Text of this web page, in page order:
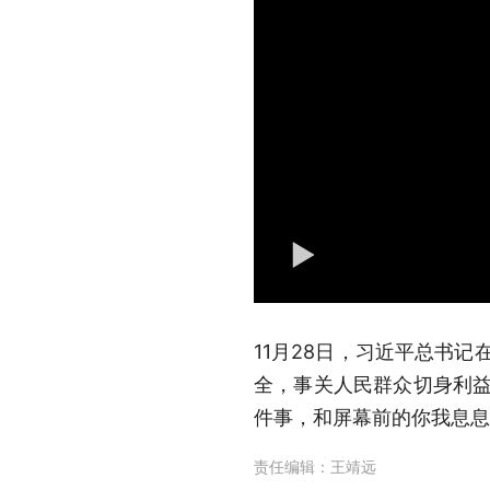
11月28日，习近平总书记
全，事关人民群众切身利
件事，和屏幕前的你我息
责任编辑： 王靖远